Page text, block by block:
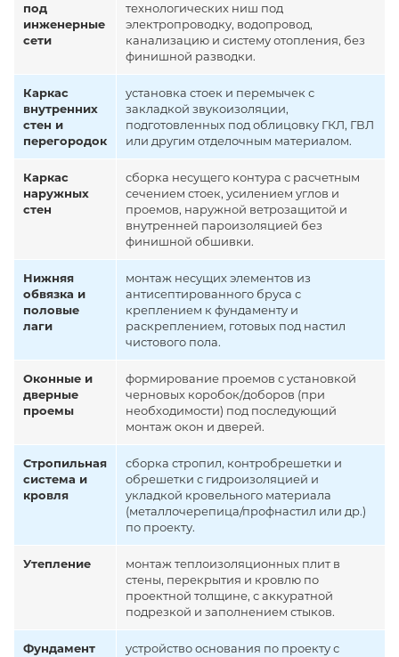
под
инженерные
сети
технологических ниш под
электропроводку, водопровод,
канализацию и систему отопления, без
финишной разводки.
Каркас
внутренних
стен и
перегородок
установка стоек и перемычек с
закладкой звукоизоляции,
подготовленных под облицовку ГКЛ, ГВЛ
или другим отделочным материалом.
Каркас
наружных
стен
сборка несущего контура с расчетным
сечением стоек, усилением углов и
проемов, наружной ветрозащитой и
внутренней пароизоляцией без
финишной обшивки.
Нижняя
обвязка и
половые
лаги
монтаж несущих элементов из
антисептированного бруса с
креплением к фундаменту и
раскреплением, готовых под настил
чистового пола.
Оконные и
дверные
проемы
формирование проемов с установкой
черновых коробок/доборов (при
необходимости) под последующий
монтаж окон и дверей.
Стропильная
система и
кровля
сборка стропил, контробрешетки и
обрешетки с гидроизоляцией и
укладкой кровельного материала
(металлочерепица/профнастил или др.)
по проекту.
Утепление
монтаж теплоизоляционных плит в
стены, перекрытия и кровлю по
проектной толщине, с аккуратной
подрезкой и заполнением стыков.
Фундамент устройство основания по проекту с